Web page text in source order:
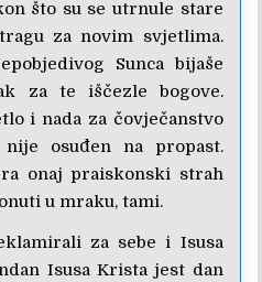
što su se utrnule stare
za novim svjetlima.
Sunca bijaše
za te iščezle bogove.
i nada za čovječanstvo
osuđen na propast.
onaj praiskonski strah
u mraku, tami.
za sebe i Isusa
Isusa Krista jest dan